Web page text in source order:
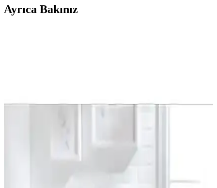
Ayrıca Bakınız
Bohem Tarzında El İşçiliğiyle Üretilmiş Dekoratif
sıcak atmosferler yaratır. Dayanıklı yapısı ve özgün tasarımıyla
Turuncu Rafya Ayna Boncuklu 3'lü Set: Şık ve
Canlı Ev Dekorasyonu İçin Uygun